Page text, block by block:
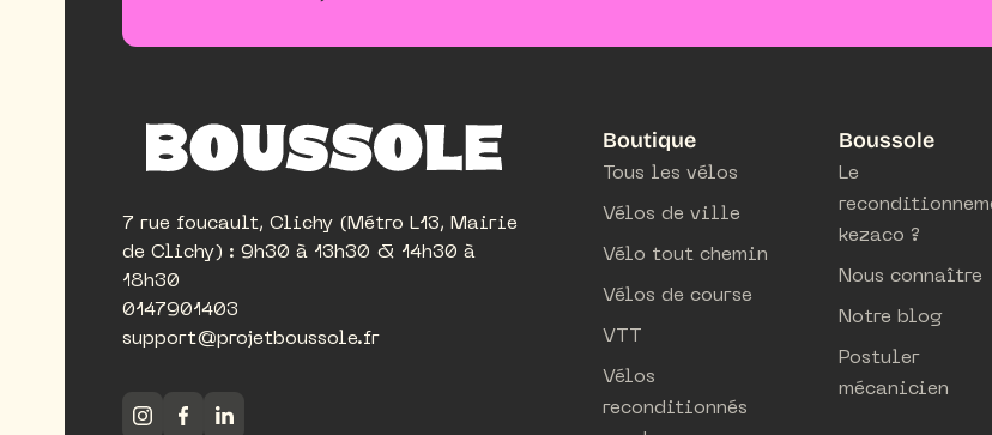
7 rue foucault, Clichy (Métro L13, Mairie
de Clichy) : 9h30 à 13h30 & 14h30 à
18h30
0147901403
support@projetboussole.fr
Boutique
Tous les vélos
Vélos de ville
Vélo tout chemin
Vélos de course
VTT
Vélos
reconditionnés
Boussole
Le
kezaco ?
Nous connaître
Notre blog
Postuler
mécanicien